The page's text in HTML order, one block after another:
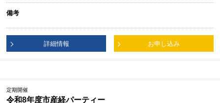
備考
詳細情報 お申し込み
定期開催
令和8年度市産経パーティー